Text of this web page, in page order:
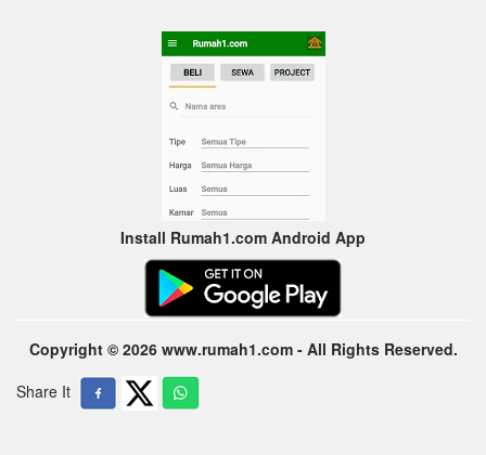
Install Rumah1.com Android App
Copyright © 2026 www.rumah1.com - All Rights Reserved.
Share It